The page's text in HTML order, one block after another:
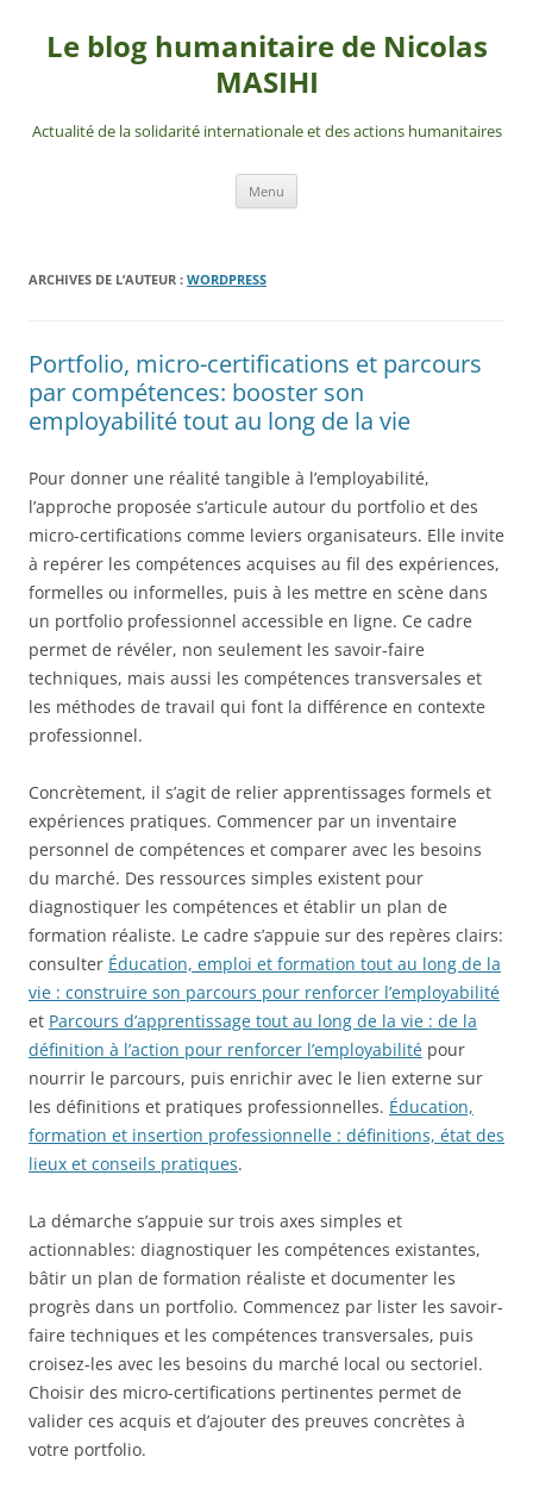
contenu
Le blog humanitaire de Nicolas
MASIHI
Actualité de la solidarité internationale et des actions humanitaires
Menu
ARCHIVES DE L’AUTEUR : WORDPRESS
Portfolio, micro-certifications et parcours
par compétences: booster son
employabilité tout au long de la vie
Pour donner une réalité tangible à l’employabilité,
l’approche proposée s’articule autour du portfolio et des
micro-certifications comme leviers organisateurs. Elle invite
à repérer les compétences acquises au fil des expériences,
formelles ou informelles, puis à les mettre en scène dans
un portfolio professionnel accessible en ligne. Ce cadre
permet de révéler, non seulement les savoir-faire
techniques, mais aussi les compétences transversales et
les méthodes de travail qui font la différence en contexte
professionnel.
Concrètement, il s’agit de relier apprentissages formels et
expériences pratiques. Commencer par un inventaire
personnel de compétences et comparer avec les besoins
du marché. Des ressources simples existent pour
diagnostiquer les compétences et établir un plan de
formation réaliste. Le cadre s’appuie sur des repères clairs:
consulter Éducation, emploi et formation tout au long de la
vie : construire son parcours pour renforcer l’employabilité
et Parcours d’apprentissage tout au long de la vie : de la
définition à l’action pour renforcer l’employabilité pour
nourrir le parcours, puis enrichir avec le lien externe sur
les définitions et pratiques professionnelles. Éducation,
formation et insertion professionnelle : définitions, état des
lieux et conseils pratiques.
La démarche s’appuie sur trois axes simples et
actionnables: diagnostiquer les compétences existantes,
bâtir un plan de formation réaliste et documenter les
progrès dans un portfolio. Commencez par lister les savoir-
faire techniques et les compétences transversales, puis
croisez-les avec les besoins du marché local ou sectoriel.
Choisir des micro-certifications pertinentes permet de
valider ces acquis et d’ajouter des preuves concrètes à
votre portfolio.